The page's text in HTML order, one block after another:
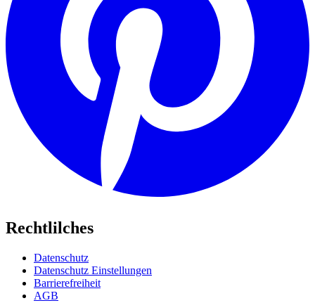
Rechtlilches
Datenschutz
Datenschutz Einstellungen
Barrierefreiheit
AGB